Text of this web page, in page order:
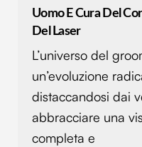
Uomo E Cura Del
Del Laser
L’universo del
un’evoluzione
distaccandosi dai
abbracciare una
completa e